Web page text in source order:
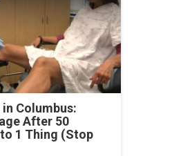
Columbus:
After 50
1 Thing (Stop